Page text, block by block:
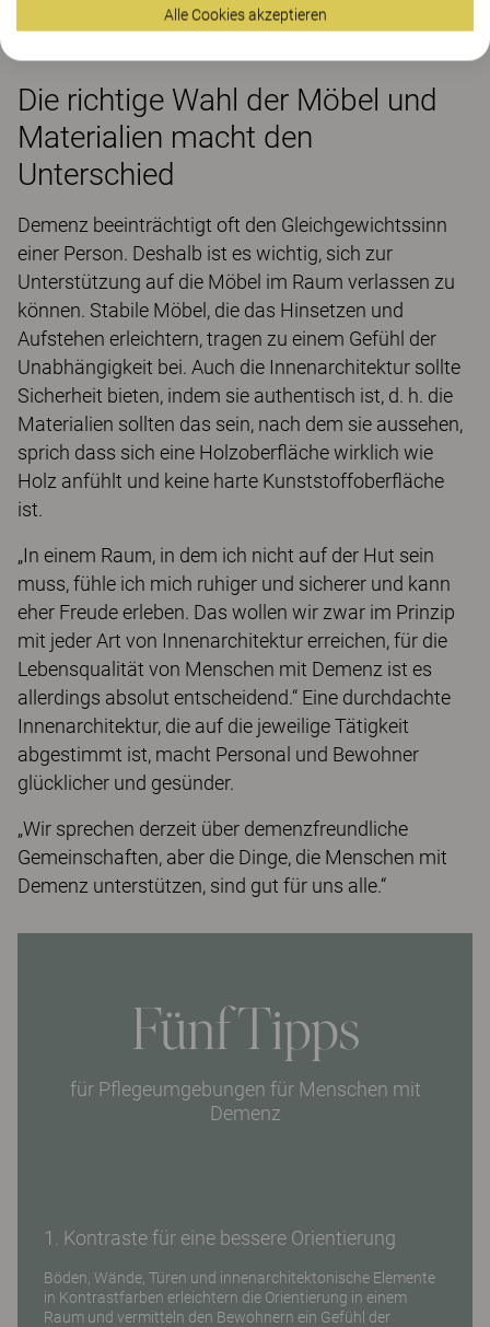
Die richtige Wahl der Möbel und
Materialien macht den
Unterschied
Demenz beeinträchtigt oft den Gleichgewichtssinn
einer Person. Deshalb ist es wichtig, sich zur
Unterstützung auf die Möbel im Raum verlassen zu
können. Stabile Möbel, die das Hinsetzen und
Aufstehen erleichtern, tragen zu einem Gefühl der
Unabhängigkeit bei. Auch die Innenarchitektur sollte
Sicherheit bieten, indem sie authentisch ist, d. h. die
Materialien sollten das sein, nach dem sie aussehen,
sprich dass sich eine Holzoberfläche wirklich wie
Holz anfühlt und keine harte Kunststoffoberfläche
ist.
„In einem Raum, in dem ich nicht auf der Hut sein
muss, fühle ich mich ruhiger und sicherer und kann
eher Freude erleben. Das wollen wir zwar im Prinzip
mit jeder Art von Innenarchitektur erreichen, für die
Lebensqualität von Menschen mit Demenz ist es
allerdings absolut entscheidend.“ Eine durchdachte
Innenarchitektur, die auf die jeweilige Tätigkeit
abgestimmt ist, macht Personal und Bewohner
glücklicher und gesünder.
„Wir sprechen derzeit über demenzfreundliche
Gemeinschaften, aber die Dinge, die Menschen mit
Demenz unterstützen, sind gut für uns alle.“
Fünf Tipps
für Pflegeumgebungen für Menschen mit
Demenz
1. Kontraste für eine bessere Orientierung
Böden, Wände, Türen und innenarchitektonische Elemente
in Kontrastfarben erleichtern die Orientierung in einem
Raum und vermitteln den Bewohnern ein Gefühl der
Alle Cookies akzeptieren